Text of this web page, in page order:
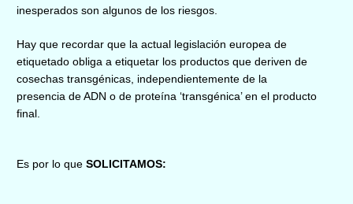
inesperados son algunos de los riesgos.
Hay que recordar que la actual legislación europea de
etiquetado obliga a etiquetar los productos que deriven de
cosechas transgénicas, independientemente de la
presencia de ADN o de proteína ‘transgénica’ en el producto
final.
Es por lo que SOLICITAMOS: